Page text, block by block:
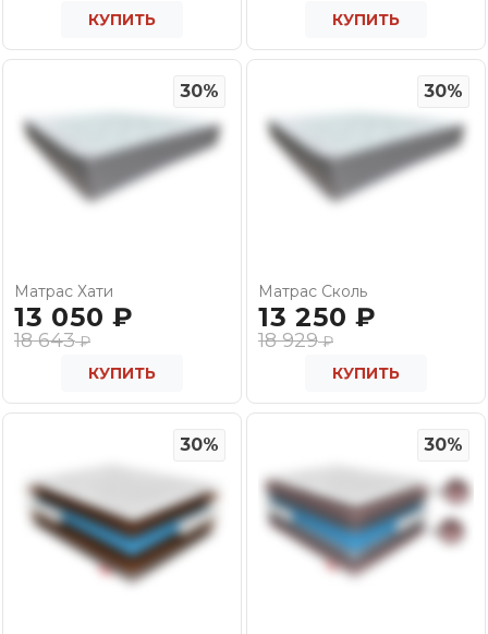
КУПИТЬ
КУПИТЬ
30%
Матрас Хати
13 050 ₽
18 643₽
КУПИТЬ
30%
Матрас Сколь
13 250 ₽
18 929₽
КУПИТЬ
30% 30%